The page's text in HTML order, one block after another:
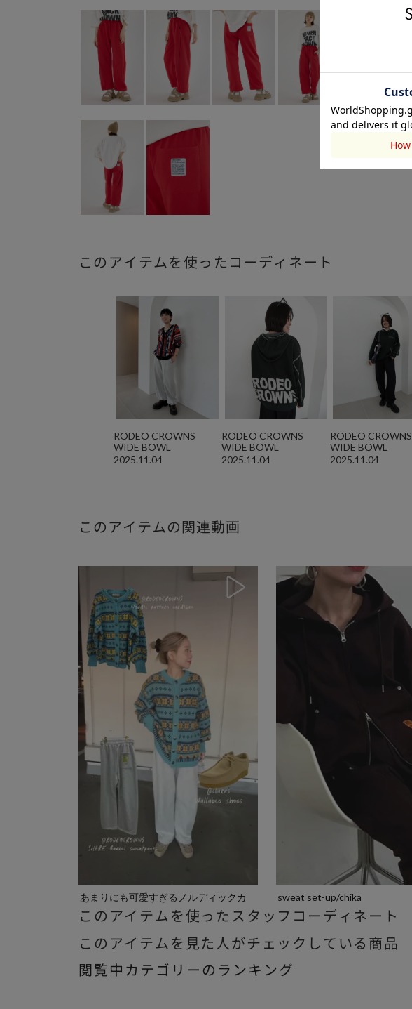
このアイテムを使ったコーディネート
2025.11.04
RODEO CROWNS
WIDE BOWL
2025.11.04
RODEO CROWNS
WIDE BOWL
2025.11.04
RODEO CROWNS
WIDE BOWL
このアイテムの関連動画
あまりにも可愛すぎるノルディックカ
ーデ/...
sweat set-up/chika
このアイテムを使ったスタッフコーディネート
このアイテムを見た人がチェックしている商品
閲覧中カテゴリーのランキング